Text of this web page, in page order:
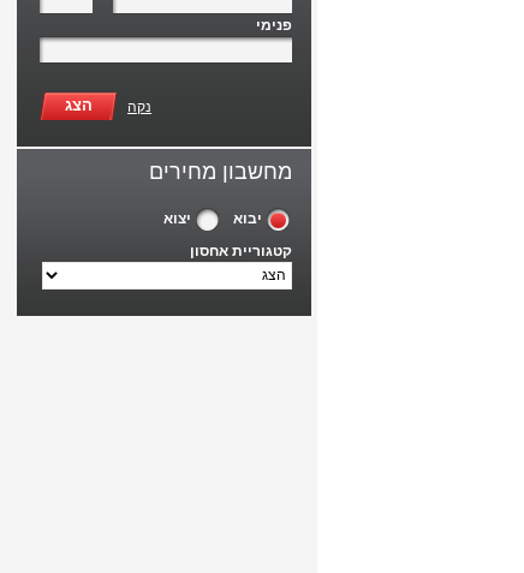
פנימי
הצג נקה
מחשבון מחירים
יבוא
יצוא
קטגוריית אחסון